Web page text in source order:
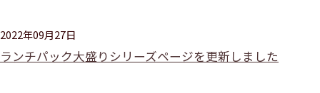
2022年09月27日
ランチパック大盛りシリーズページを更新しました